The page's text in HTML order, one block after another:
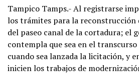
Tampico Tamps.- Al registrarse
los trámites para la reconstrucción
del paseo canal de la cortadura; el
contempla que sea en el transcurso
cuando sea lanzada la licitación, y
inicien los trabajos de